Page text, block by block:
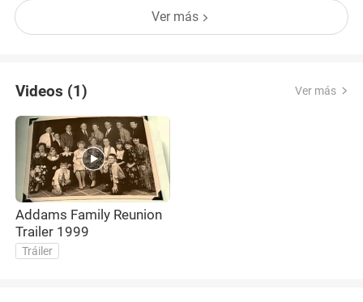
y 1950. Terminaron siendo tan populares que en
1964 les crea
Ver más
Videos (1) Ver más
Addams Family Reunion
Trailer 1999
Tráiler